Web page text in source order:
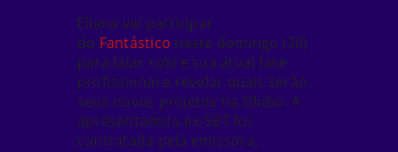
Eliana vai participar
do Fantástico neste domingo (30)
para falar sobre sua atual fase
profissional e revelar quais serão
seus novos projetos na Globo. A
apresentadora ex-SBT foi
contratada pela emissora.